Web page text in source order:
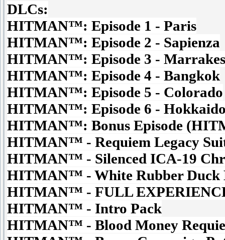
DLCs:
HITMAN™: Episode 1 - Paris
HITMAN™: Episode 2 - Sapienza
HITMAN™: Episode 3 -
HITMAN™: Episode 4 - Bangkok
HITMAN™: Episode 5 - Colorado
HITMAN™: Episode 6 -
HITMAN™: Bonus Episode
HITMAN™ - Requiem Legacy
HITMAN™ - Silenced ICA-19
HITMAN™ - White Rubber
HITMAN™ - FULL
HITMAN™ - Intro Pack
HITMAN™ - Blood Money